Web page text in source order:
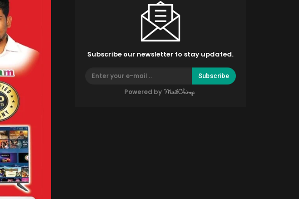
Subscribe our newsletter to stay updated.
Subscribe
Powered by